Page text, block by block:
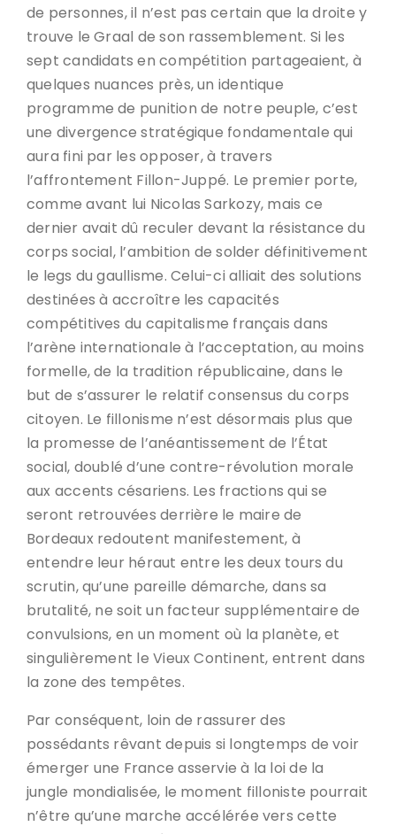
de personnes, il n’est pas certain que la droite y
trouve le Graal de son rassemblement. Si les
sept candidats en compétition partageaient, à
quelques nuances près, un identique
programme de punition de notre peuple, c’est
une divergence stratégique fondamentale qui
aura fini par les opposer, à travers
l’affrontement Fillon-Juppé. Le premier porte,
comme avant lui Nicolas Sarkozy, mais ce
dernier avait dû reculer devant la résistance du
corps social, l’ambition de solder définitivement
le legs du gaullisme. Celui-ci alliait des solutions
destinées à accroître les capacités
compétitives du capitalisme français dans
l’arène internationale à l’acceptation, au moins
formelle, de la tradition républicaine, dans le
but de s’assurer le relatif consensus du corps
citoyen. Le fillonisme n’est désormais plus que
la promesse de l’anéantissement de l’État
social, doublé d’une contre-révolution morale
aux accents césariens. Les fractions qui se
seront retrouvées derrière le maire de
Bordeaux redoutent manifestement, à
entendre leur héraut entre les deux tours du
scrutin, qu’une pareille démarche, dans sa
brutalité, ne soit un facteur supplémentaire de
convulsions, en un moment où la planète, et
singulièrement le Vieux Continent, entrent dans
la zone des tempêtes.
Par conséquent, loin de rassurer des
possédants rêvant depuis si longtemps de voir
émerger une France asservie à la loi de la
jungle mondialisée, le moment filloniste pourrait
n’être qu’une marche accélérée vers cette